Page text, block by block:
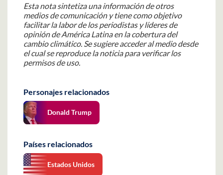
Esta nota sintetiza una información de otros
medios de comunicación y tiene como objetivo
facilitar la labor de los periodistas y líderes de
opinión de América Latina en la cobertura del
cambio climático. Se sugiere acceder al medio desde
el cual se reproduce la noticia para verificar los
permisos de uso.
Personajes relacionados
Donald Trump
Países relacionados
Estados Unidos